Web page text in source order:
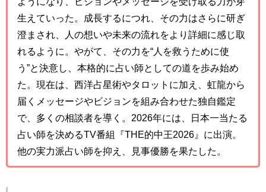
生えていった。成長するにつれ、その力はさらに研ぎ
澄まされ、人の想いや未来の流れをより詳細に感じ取
れるように。やがて、その力を“人を救うために使
う”と決意し、本格的に占い師としての道を歩み始め
た。現在は、西洋占星術やタロットに加え、虹龍から
届くメッセージやビジョンを組み合わせた独自鑑定
で、多くの相談者を導く。2026年には、日本一当たる
占い師を決めるTV番組『THE的中王2026』に出演。
他の実力派占い師を抑え、見事優勝を果たした。